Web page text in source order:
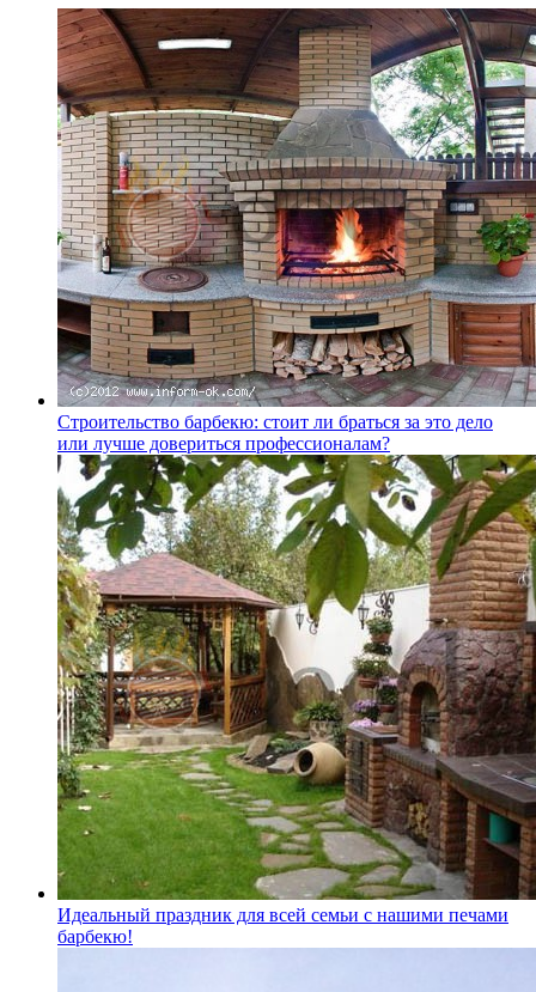
Строительство барбекю: стоит ли браться за это дело
или лучше довериться профессионалам?
Идеальный праздник для всей семьи с нашими печами
барбекю!